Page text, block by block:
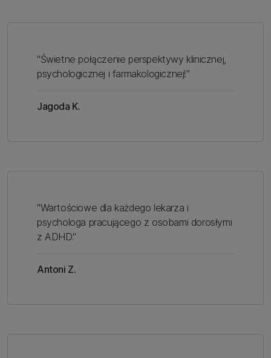
"Świetne połączenie perspektywy klinicznej,
psychologicznej i farmakologicznej!"
Jagoda K.
"Wartościowe dla każdego lekarza i
psychologa pracującego z osobami dorosłymi
z ADHD."
Antoni Z.